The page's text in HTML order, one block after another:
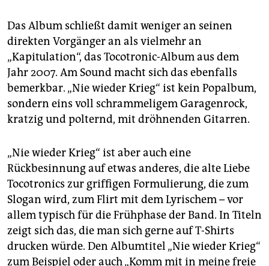
Das Album schließt damit weniger an seinen
direkten Vorgänger an als vielmehr an
„Kapitulation“, das Tocotronic-Album aus dem
Jahr 2007. Am Sound macht sich das ebenfalls
bemerkbar. „Nie wieder Krieg“ ist kein Popalbum,
sondern eins voll schrammeligem Garagenrock,
kratzig und polternd, mit dröhnenden Gitarren.
„Nie wieder Krieg“ ist aber auch eine
Rückbesinnung auf etwas anderes, die alte Liebe
Tocotronics zur griffigen Formulierung, die zum
Slogan wird, zum Flirt mit dem Lyrischem – vor
allem typisch für die Frühphase der Band. In Titeln
zeigt sich das, die man sich gerne auf T-Shirts
drucken würde. Den Albumtitel „Nie wieder Krieg“
zum Beispiel oder auch „Komm mit in meine freie